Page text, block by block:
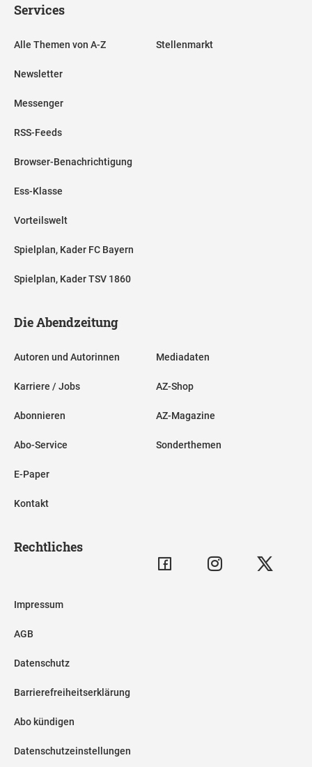
Services
Alle Themen von A-Z
Newsletter
Messenger
RSS-Feeds
Browser-Benachrichtigung
Ess-Klasse
Vorteilswelt
Spielplan, Kader FC Bayern
Spielplan, Kader TSV 1860
Stellenmarkt
Die Abendzeitung
Autoren und Autorinnen
Karriere / Jobs
Abonnieren
Abo-Service
E-Paper
Kontakt
Mediadaten
AZ-Shop
AZ-Magazine
Sonderthemen
Rechtliches
Impressum
AGB
Datenschutz
Barrierefreiheitserklärung
Abo kündigen
Datenschutzeinstellungen